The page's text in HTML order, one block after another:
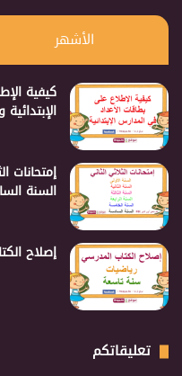
الأشهر
كيفية
إمتحانات
السنة
إصلاح
تعليقاتكم